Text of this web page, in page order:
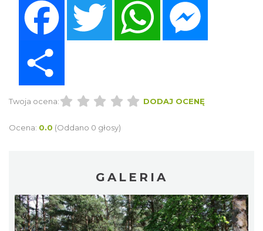
Twoja ocena: DODAJ OCENĘ
Ocena: 0.0 (Oddano 0 głosy)
GALERIA